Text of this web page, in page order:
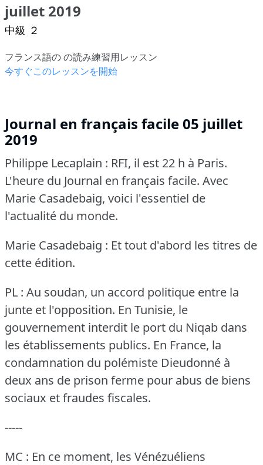
juillet 2019
中級 ２
フランス語の の読み練習用レッスン
今すぐこのレッスンを開始
Journal en français facile 05 juillet
2019
Philippe Lecaplain : RFI, il est 22 h à Paris.
L'heure du Journal en français facile. Avec
Marie Casadebaig, voici l'essentiel de
l'actualité du monde.
Marie Casadebaig : Et tout d'abord les titres de
cette édition.
PL : Au soudan, un accord politique entre la
junte et l'opposition. En Tunisie, le
gouvernement interdit le port du Niqab dans
les établissements publics. En France, la
condamnation du polémiste Dieudonné à
deux ans de prison ferme pour abus de biens
sociaux et fraudes fiscales.
-----
MC : En ce moment, les Vénézuéliens